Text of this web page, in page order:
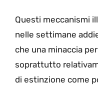
Questi meccanismi
nelle settimane
che una minaccia
soprattutto
di estinzione come